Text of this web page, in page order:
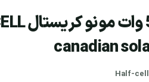
Half-cell